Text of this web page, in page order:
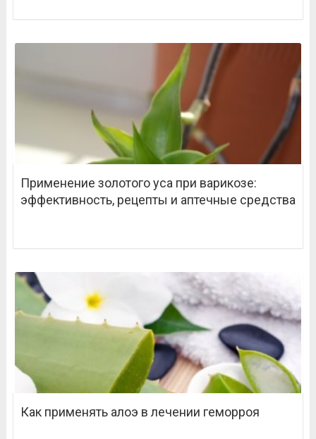
Применение золотого уса при варикозе:
эффективность, рецепты и аптечные средства
Как применять алоэ в лечении геморроя